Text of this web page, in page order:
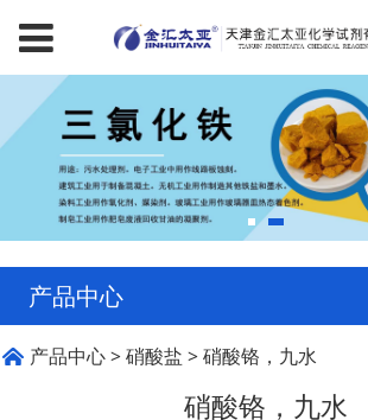
产品中心
硝酸铬，九水
产品中心>硝酸盐 >硝酸铬，九水
硝酸铬，九水